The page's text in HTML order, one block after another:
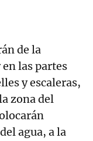
de la
las partes
y escaleras,
zona del
agua, a la